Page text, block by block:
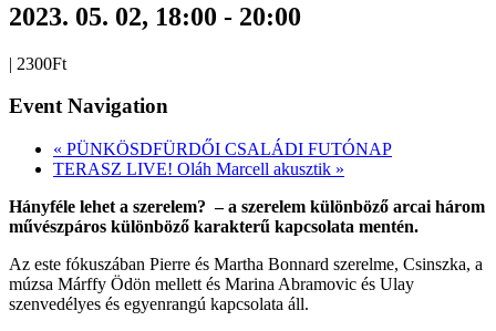
2023. 05. 02, 18:00 - 20:00
| 2300Ft
Event Navigation
« PÜNKÖSDFÜRDŐI CSALÁDI FUTÓNAP
TERASZ LIVE! Oláh Marcell akusztik »
Hányféle lehet a szerelem? – a szerelem különböző arcai három
művészpáros különböző karakterű kapcsolata mentén.
Az este fókuszában Pierre és Martha Bonnard szerelme, Csinszka, a
múzsa Márffy Ödön mellett és Marina Abramovic és Ulay
szenvedélyes és egyenrangú kapcsolata áll.